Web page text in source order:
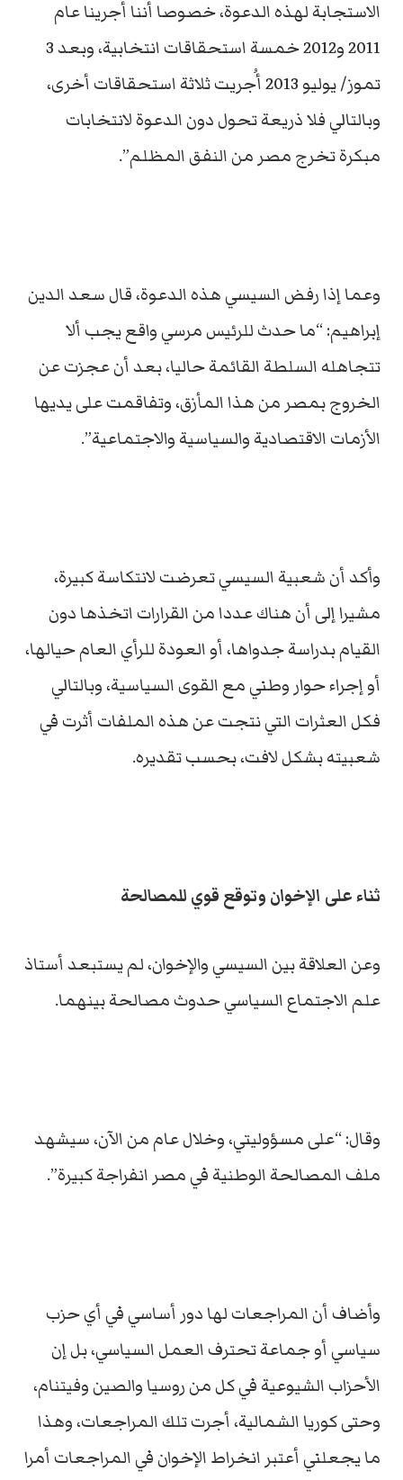
الاستجابة لهذه الدعوة، خصوصا أننا أجرينا عام
2011 و2012 خمسة استحقاقات انتخابية، وبعد 3
تموز/ يوليو 2013 أُجريت ثلاثة استحقاقات أخرى،
وبالتالي فلا ذريعة تحول دون الدعوة لانتخابات
مبكرة تخرج مصر من النفق المظلم”.
وعما إذا رفض السيسي هذه الدعوة، قال سعد الدين
إبراهيم: “ما حدث للرئيس مرسي واقع يجب ألا
تتجاهله السلطة القائمة حاليا، بعد أن عجزت عن
الخروج بمصر من هذا المأزق، وتفاقمت على يديها
الأزمات الاقتصادية والسياسية والاجتماعية”.
وأكد أن شعبية السيسي تعرضت لانتكاسة كبيرة،
مشيرا إلى أن هناك عددا من القرارات اتخذها دون
القيام بدراسة جدواها، أو العودة للرأي العام حيالها،
أو إجراء حوار وطني مع القوى السياسية، وبالتالي
فكل العثرات التي نتجت عن هذه الملفات أثرت في
شعبيته بشكل لافت، بحسب تقديره.
ثناء على الإخوان وتوقع قوي للمصالحة
وعن العلاقة بين السيسي والإخوان، لم يستبعد أستاذ
علم الاجتماع السياسي حدوث مصالحة بينهما.
وقال: “على مسؤوليتي، وخلال عام من الآن، سيشهد
ملف المصالحة الوطنية في مصر انفراجة كبيرة”.
وأضاف أن المراجعات لها دور أساسي في أي حزب
سياسي أو جماعة تحترف العمل السياسي، بل إن
الأحزاب الشيوعية في كل من روسيا والصين وفيتنام،
وحتى كوريا الشمالية، أجرت تلك المراجعات، وهذا
ما يجعلني أعتبر انخراط الإخوان في المراجعات أمرا